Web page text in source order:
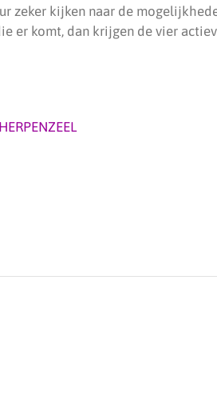
zeker kijken naar de
er komt, dan krijgen de vier